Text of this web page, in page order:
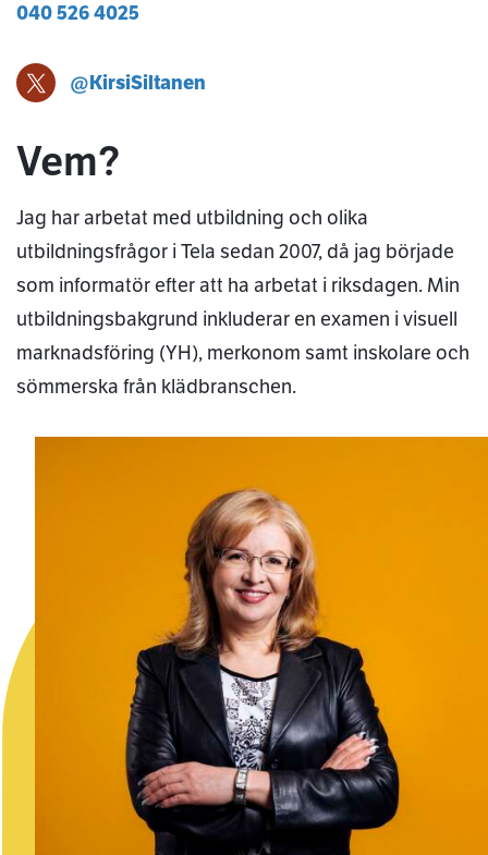
040 526 4025
@KirsiSiltanen
Kirsi Siltanen X-profil
Vem?
Jag har arbetat med utbildning och olika
utbildningsfrågor i Tela sedan 2007, då jag började
som informatör efter att ha arbetat i riksdagen. Min
utbildningsbakgrund inkluderar en examen i visuell
marknadsföring (YH), merkonom samt inskolare och
sömmerska från klädbranschen.